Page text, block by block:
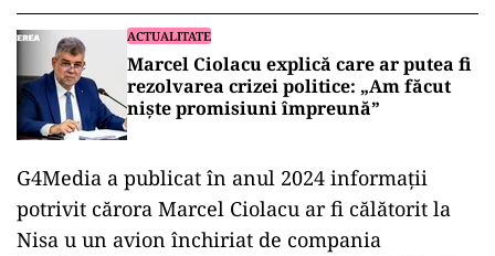
ACTUALITATE
Marcel Ciolacu explică care ar putea fi
rezolvarea crizei politice: „Am făcut
nişte promisiuni împreună”
G4Media a publicat în anul 2024 informații
potrivit cărora Marcel Ciolacu ar fi călătorit la
Nisa u un avion închiriat de compania